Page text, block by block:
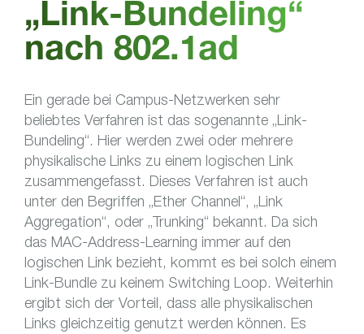
„Link-Bundeling“
nach 802.1ad
Ein gerade bei Campus-Netzwerken sehr
beliebtes Verfahren ist das sogenannte „Link-
Bundeling“. Hier werden zwei oder mehrere
physikalische Links zu einem logischen Link
zusammengefasst. Dieses Verfahren ist auch
unter den Begriffen „Ether Channel“, „Link
Aggregation“, oder „Trunking“ bekannt. Da sich
das MAC-Address-Learning immer auf den
logischen Link bezieht, kommt es bei solch einem
Link-Bundle zu keinem Switching Loop. Weiterhin
ergibt sich der Vorteil, dass alle physikalischen
Links gleichzeitig genutzt werden können. Es